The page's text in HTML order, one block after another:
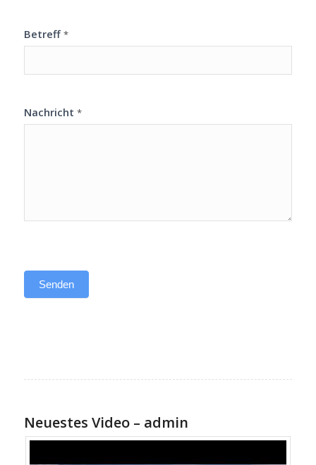
Betreff*
Nachricht *
Senden
Neuestes Video – admin